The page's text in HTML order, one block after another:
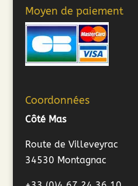
Moyen de paiement
Coordonnées
Côté Mas
Route de Villeveyrac
34530 Montagnac